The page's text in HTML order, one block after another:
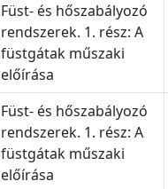
Füst- és hőszabályozó
rendszerek. 1. rész: A
füstgátak műszaki
előírása
Füst- és hőszabályozó
rendszerek. 1. rész: A
füstgátak műszaki
előírása